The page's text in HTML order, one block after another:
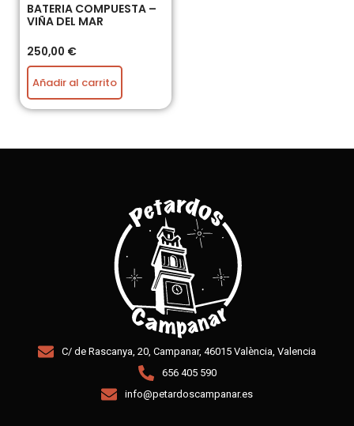
BATERIA COMPUESTA –
VIÑA DEL MAR
250,00 €
Añadir al carrito
C/ de Rascanya, 20, Campanar, 46015 València, Valencia
656 405 590
info@petardoscampanar.es